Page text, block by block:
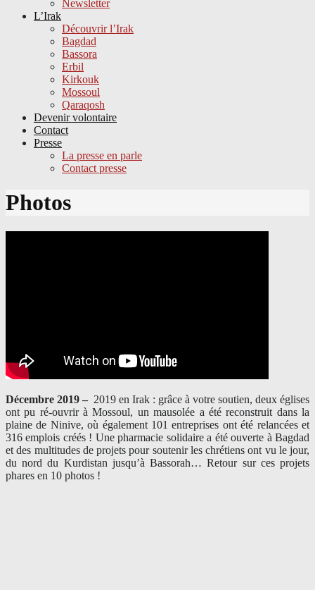
Newsletter
L’Irak
Découvrir l’Irak
Bagdad
Bassora
Erbil
Kirkouk
Mossoul
Qaraqosh
Devenir volontaire
Contact
Presse
La presse en parle
Contact presse
to
Photos
Décembre 2019 – 2019 en Irak : grâce à votre soutien, deux églises
ont pu ré-ouvrir à Mossoul, un mausolée a été reconstruit dans la
plaine de Ninive, où également 101 entreprises ont été relancées et
316 emplois créés ! Une pharmacie solidaire a été ouverte à Bagdad
et des multitudes de projets pour soutenir les chrétiens ont vu le jour,
du nord du Kurdistan jusqu’à Bassorah… Retour sur ces projets
phares en 10 photos !